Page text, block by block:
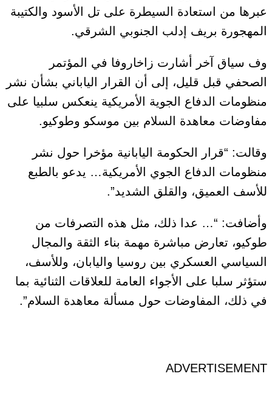
عبرها من استعادة السيطرة على تل الأسود والكتيبة
المهجورة بريف إدلب الجنوبي الشرقي.
وف سياق آخر أشارت زاخاروفا في المؤتمر
الصحفي قبل قليل، إلى أن القرار الياباني بشأن نشر
منظومات الدفاع الجوية الأمريكية ينعكس سلبيا على
مفاوضات معاهدة السلام بين موسكو وطوكيو.
وقالت: “قرار الحكومة اليابانية مؤخرا حول نشر
منظومات الدفاع الجوي الأمريكية… يدعو بالطبع
للأسف العميق، والقلق الشديد”.
وأضافت: “… عدا ذلك، مثل هذه التصرفات من
طوكيو، تعارض مباشرة مهمة بناء الثقة والمجال
السياسي العسكري بين روسيا واليابان، وللأسف،
ستؤثر سلبا على الأجواء العامة للعلاقات الثنائية بما
في ذلك، المفاوضات حول مسألة معاهدة السلام”.
ADVERTISEMENT